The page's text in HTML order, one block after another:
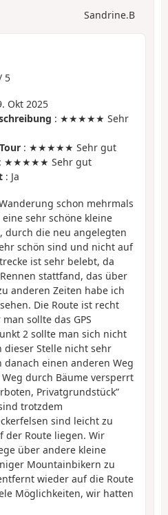
Sandrine.B
5
Okt 2025
: ★★★★★ Sehr
: ★★★★★ Sehr gut
: ★★★★★ Sehr gut
: Ja
schon mehrmals
sehr schöne kleine
durch die neu angelegten
schön sind und nicht auf
ist sehr belebt, da
stattfand, das über
anderen Zeiten habe ich
Die Route ist recht
sollte das GPS
2 sollte man sich nicht
dieser Stelle nicht sehr
einen anderen Weg
durch Bäume versperrt
Privatgrundstück”
trotzdem
sind leicht zu
der Route liegen. Wir
über andere kleine
Mountainbikern zu
wieder auf die Route
Möglichkeiten, wir hatten